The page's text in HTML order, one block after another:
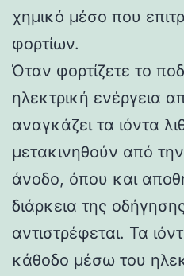
χημικό μέσο που
φορτίων.
Όταν φορτίζετε το
ηλεκτρική ενέργεια
αναγκάζει τα ιόντα
μετακινηθούν από
άνοδο, όπου και
διάρκεια της
αντιστρέφεται. Τα
κάθοδο μέσω του